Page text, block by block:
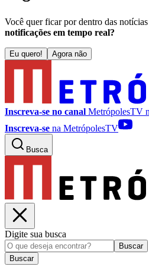
Você quer ficar por dentro das
notificações em tempo real?
Eu quero! Agora não
Inscreva-se no canal MetrópolesTV
Inscreva-se na MetrópolesTV
Busca
Digite sua busca
Buscar
Buscar